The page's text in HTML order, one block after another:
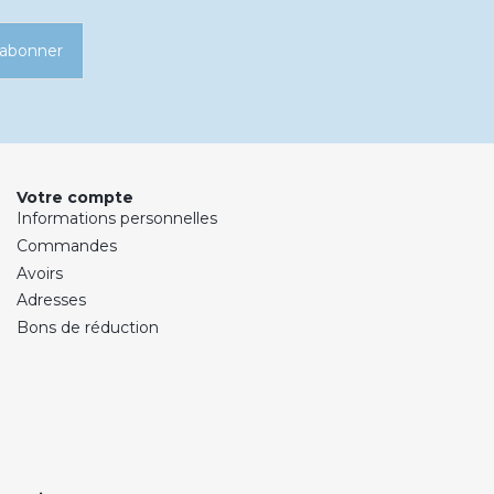
Votre compte
Informations personnelles
Commandes
Avoirs
Adresses
Bons de réduction